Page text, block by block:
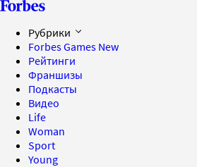
Рубрики
Forbes Games New
Рейтинги
Франшизы
Подкасты
Видео
Life
Woman
Sport
Young